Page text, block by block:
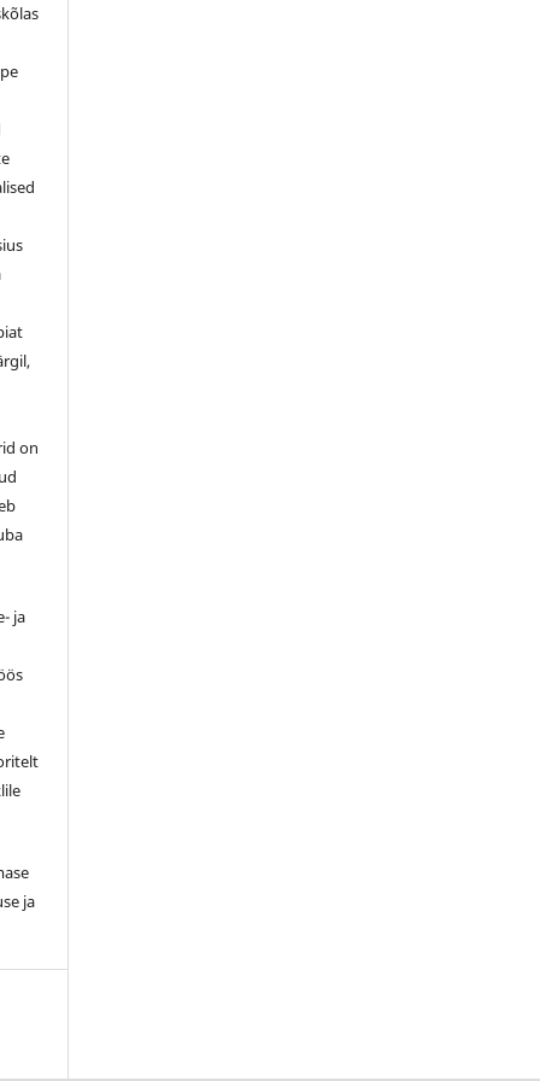
on
ja
ja